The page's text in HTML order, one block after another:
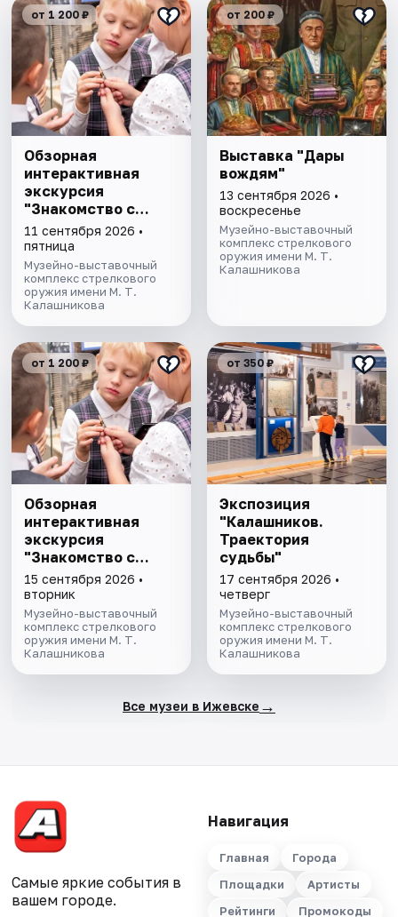
от 1 200 ₽
Обзорная
интерактивная
экскурсия
"Знакомство с
музеем"
11 сентября 2026 •
пятница
Музейно-выставочный
комплекс стрелкового
оружия имени М. Т.
Калашникова
от 200 ₽
Выставка "Дары
вождям"
13 сентября 2026 •
воскресенье
Музейно-выставочный
комплекс стрелкового
оружия имени М. Т.
Калашникова
от 1 200 ₽
Обзорная
интерактивная
экскурсия
"Знакомство с
музеем"
15 сентября 2026 •
вторник
Музейно-выставочный
комплекс стрелкового
оружия имени М. Т.
Калашникова
от 350 ₽
Экспозиция
"Калашников.
Траектория
судьбы"
17 сентября 2026 •
четверг
Музейно-выставочный
комплекс стрелкового
оружия имени М. Т.
Калашникова
Все музеи в Ижевске →
Самые яркие события в
вашем городе.
Навигация
Главная
Города
Площадки
Артисты
Рейтинги
Промокоды